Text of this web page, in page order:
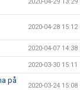
2020-04-28 15:12
2020-04-07 14:38
2020-03-30 15:11
på
2020-03-24 15:08